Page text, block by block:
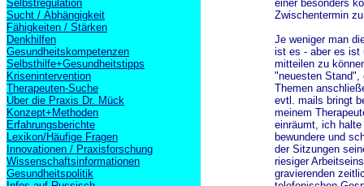
Selbstregulation
Sucht / Abhängigkeit
Fähigkeiten / Stärken
Denkhilfen
Gesundheitskompetenzen
Selbsthilfe+Gesundheitstipps
Krisenintervention
Therapeuten-Suche
Über die Praxis Dr. Mück
Konzept+Methoden
Erfahrungsberichte
Lexikon/Häufige Fragen
Innovationen / Praxisforschung
Wissenschaftsinformationen
Gesundheitspolitik
einer besonders
Zwischentermin
Je weniger man
ist es - aber es ist
mitteilen zu
"neuesten Stand",
Themen
evtl. mails bringt
meinem
einräumt, ich
bewundere und
der Sitzungen
riesiger
gravierenden